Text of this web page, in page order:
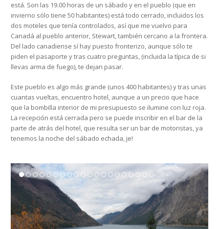
está. Son las 19.00 horas de un sábado y en el pueblo (que en
invierno sólo tiene 50 habitantes) está todo cerrado, incluidos los
dos moteles que tenía controlados, así que me vuelvo para
Canadá al pueblo anterior, Stewart, también cercano a la frontera.
Del lado canadiense sí hay puesto fronterizo, aunque sólo te
piden el pasaporte y tras cuatro preguntas, (incluida la típica de si
llevas arma de fuego), te dejan pasar.
Este pueblo es algo más grande (unos 400 habitantes) y tras unas
cuantas vueltas, encuentro hotel, aunque a un precio que hace
que la bombilla interior de mi presupuesto se ilumine con luz roja.
La recepción está cerrada pero se puede inscribir en el bar de la
parte de atrás del hotel, que resulta ser un bar de motoristas, ya
tenemos la noche del sábado echada, je!